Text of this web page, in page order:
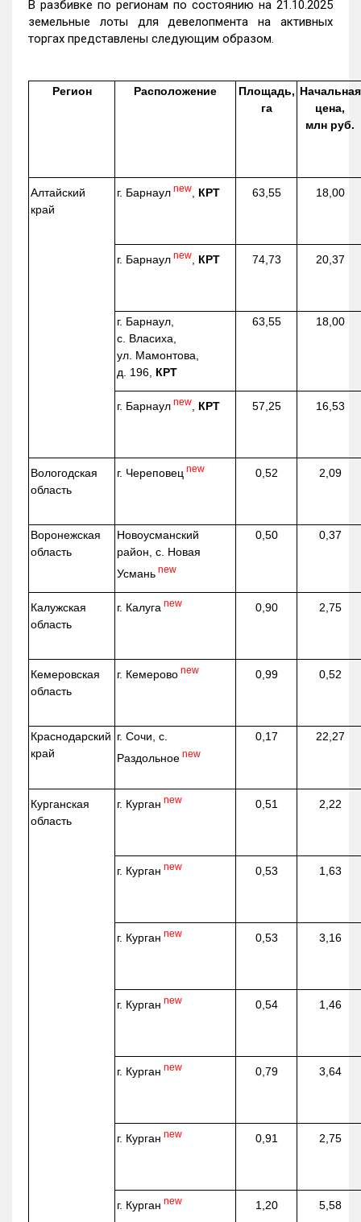
В разбивке по регионам по состоянию на 21.10.2025
земельные лоты для девелопмента на активных
торгах представлены следующим образом.
Регион Расположение
Площадь,
га
Начальная
цена,
млн руб.
Алтайский
край
г. Барнаул new КРТ 63,55 18,00
г. Барнаул new КРТ 74,73 20,37
г. Барнаул,
с. Власиха,
ул. Мамонтова,
д. 196, КРТ
63,55 18,00
г. Барнаул new КРТ 57,25 16,53
Вологодская
область
г. Череповец new 0,52 2,09
Воронежская
область
Новоусманский
район, с. Новая
Усмань new
0,50 0,37
Калужская
область
г. Калуга new 0,90 2,75
Кемеровская
область
г. Кемерово new 0,99 0,52
Краснодарский
край
г. Сочи, с.
Раздольное new
0,17 22,27
Курганская
область
г. Курган new 0,51 2,22
г. Курган new 0,53 1,63
г. Курган new 0,53 3,16
г. Курган new 0,54 1,46
г. Курган new 0,79 3,64
г. Курган new 0,91 2,75
г. Курган new 1,20 5,58